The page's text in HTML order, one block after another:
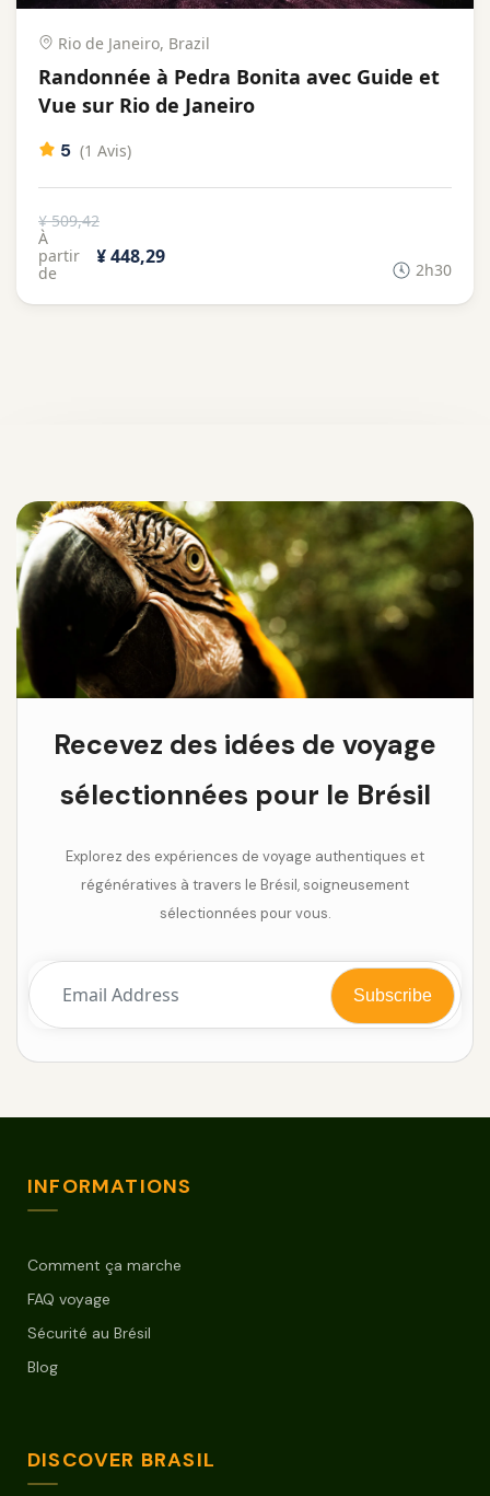
Rio de Janeiro, Brazil
Randonnée à Pedra Bonita avec Guide et
Vue sur Rio de Janeiro
5 (1 Avis)
¥ 509,42
À
partir
de
¥ 448,29
2h30
Recevez des idées de voyage
sélectionnées pour le Brésil
Explorez des expériences de voyage authentiques et
régénératives à travers le Brésil, soigneusement
sélectionnées pour vous.
INFORMATIONS
Comment ça marche
FAQ voyage
Sécurité au Brésil
Blog
DISCOVER BRASIL